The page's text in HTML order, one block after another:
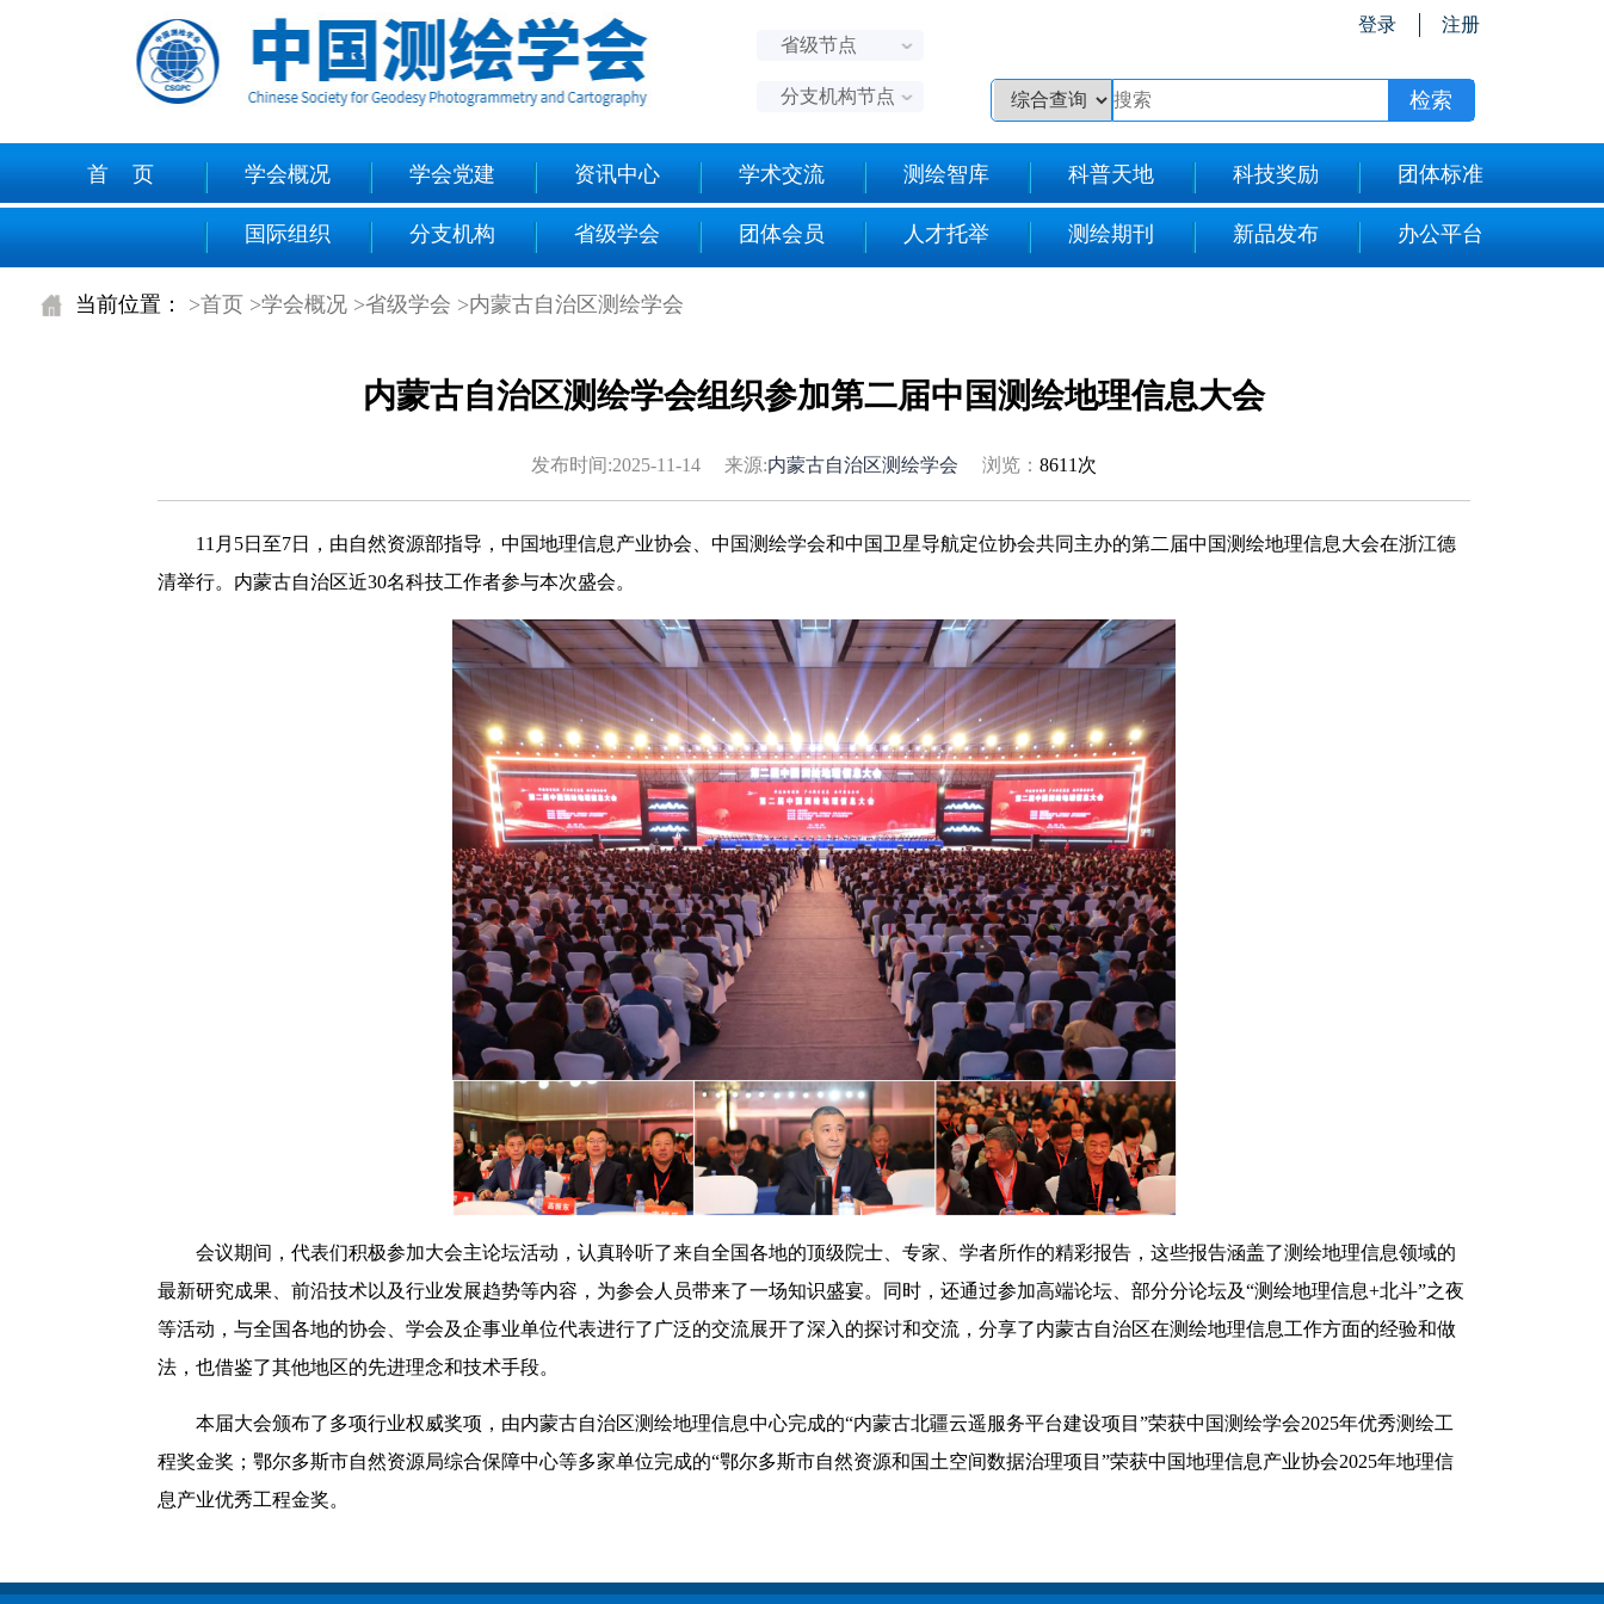
省级节点
分支机构节点
登录 注册
首 页 学会概况 学会党建 资讯中心 学术交流 测绘智库 科普天地 科技奖励 团体标准
国际组织 分支机构 省级学会 团体会员 人才托举 测绘期刊 新品发布 办公平台
当前位置： >首页 >学会概况 >省级学会 >内蒙古自治区测绘学会
内蒙古自治区测绘学会组织参加第二届中国测绘地理信息大会
发布时间:2025-11-14 来源:内蒙古自治区测绘学会 浏览： 8611次
11月5日至7日，由自然资源部指导，中国地理信息产业协会、中国测绘学会和中国卫星导航定位协会共同主办的第二届中国测绘地理信息大会在浙江德
清举行。内蒙古自治区近30名科技工作者参与本次盛会。
会议期间，代表们积极参加大会主论坛活动，认真聆听了来自全国各地的顶级院士、专家、学者所作的精彩报告，这些报告涵盖了测绘地理信息领域的
最新研究成果、前沿技术以及行业发展趋势等内容，为参会人员带来了一场知识盛宴。同时，还通过参加高端论坛、部分分论坛及“测绘地理信息+北斗”之夜
等活动，与全国各地的协会、学会及企事业单位代表进行了广泛的交流展开了深入的探讨和交流，分享了内蒙古自治区在测绘地理信息工作方面的经验和做
法，也借鉴了其他地区的先进理念和技术手段。
本届大会颁布了多项行业权威奖项，由内蒙古自治区测绘地理信息中心完成的“内蒙古北疆云遥服务平台建设项目”荣获中国测绘学会2025年优秀测绘工
程奖金奖；鄂尔多斯市自然资源局综合保障中心等多家单位完成的“鄂尔多斯市自然资源和国土空间数据治理项目”荣获中国地理信息产业协会2025年地理信
息产业优秀工程金奖。